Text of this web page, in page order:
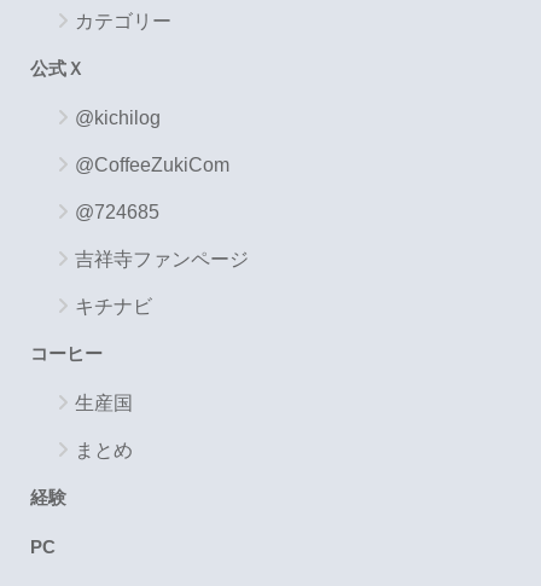
カテゴリー
公式Ｘ
@kichilog
@CoffeeZukiCom
@724685
吉祥寺ファンページ
キチナビ
コーヒー
生産国
まとめ
経験
PC